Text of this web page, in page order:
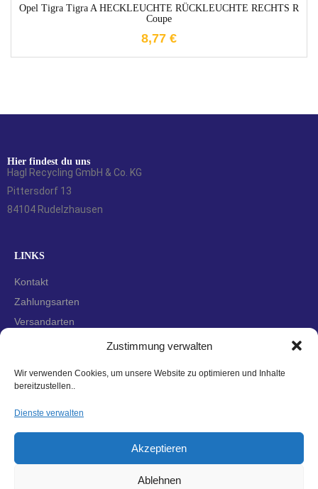
Zustimmung verwalten
Wir verwenden Cookies, um unsere Website zu optimieren und Inhalte
bereitzustellen..
Dienste verwalten
Akzeptieren
Ablehnen
Opel Tigra Tigra A HECKLEUCHTE RÜCKLEUCHTE RECHTS R
Coupe
8,77 €
Hier findest du uns
Hagl Recycling GmbH & Co. KG
Pittersdorf 13
84104 Rudelzhausen
LINKS
Kontakt
Zahlungsarten
Versandarten
Datenschutzerklärung
Cookie-Richtlinie (EU)